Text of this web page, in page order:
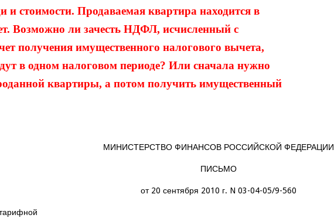
стоимости. Продаваемая квартира находится в
Возможно ли зачесть НДФЛ, исчисленный с
получения имущественного налогового вычета,
в одном налоговом периоде? Или сначала нужно
квартиры, а потом получить имущественный
МИНИСТЕРСТВО ФИНАНСОВ РОССИЙСКОЙ ФЕДЕРАЦИИ
ПИСЬМО
от 20 сентября 2010 г. N 03-04-05/9-560